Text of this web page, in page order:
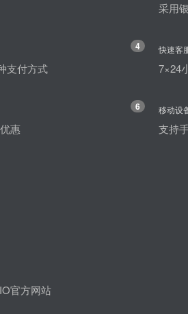
采用
支付方式
4 快速客
7×24
惠
6 移动设
支持
官方网站